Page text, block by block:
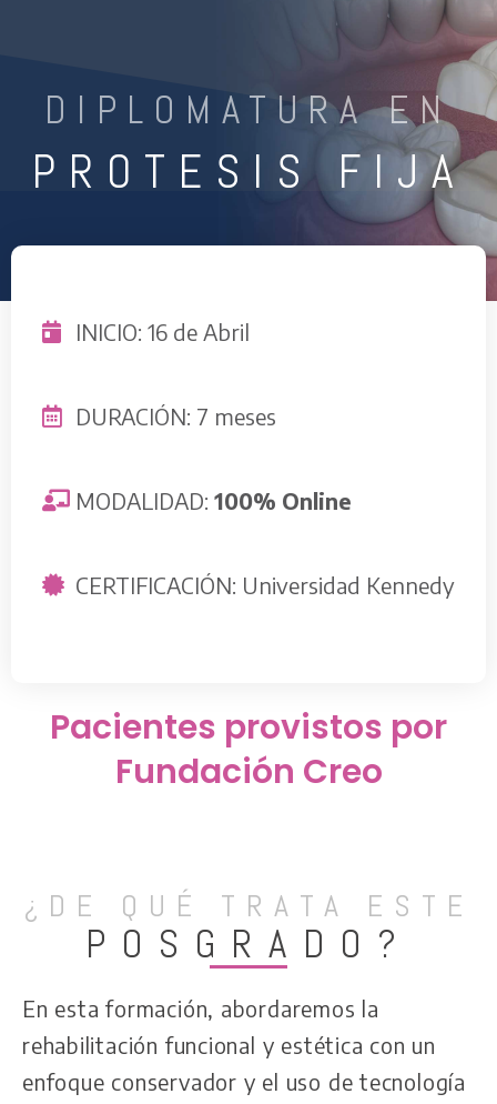
DIPLOMATURA EN
PROTESIS FIJA
INICIO: 16 de Abril
DURACIÓN: 7 meses
MODALIDAD: 100% Online
CERTIFICACIÓN: Universidad Kennedy
Pacientes provistos por
Fundación Creo
¿DE QUÉ TRATA ESTE
POSGRADO?
En esta formación, abordaremos la
rehabilitación funcional y estética con un
enfoque conservador y el uso de tecnología